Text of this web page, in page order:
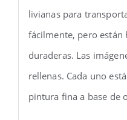
livianas para
fácilmente, pero están
duraderas. Las
rellenas. Cada uno
pintura fina a base de